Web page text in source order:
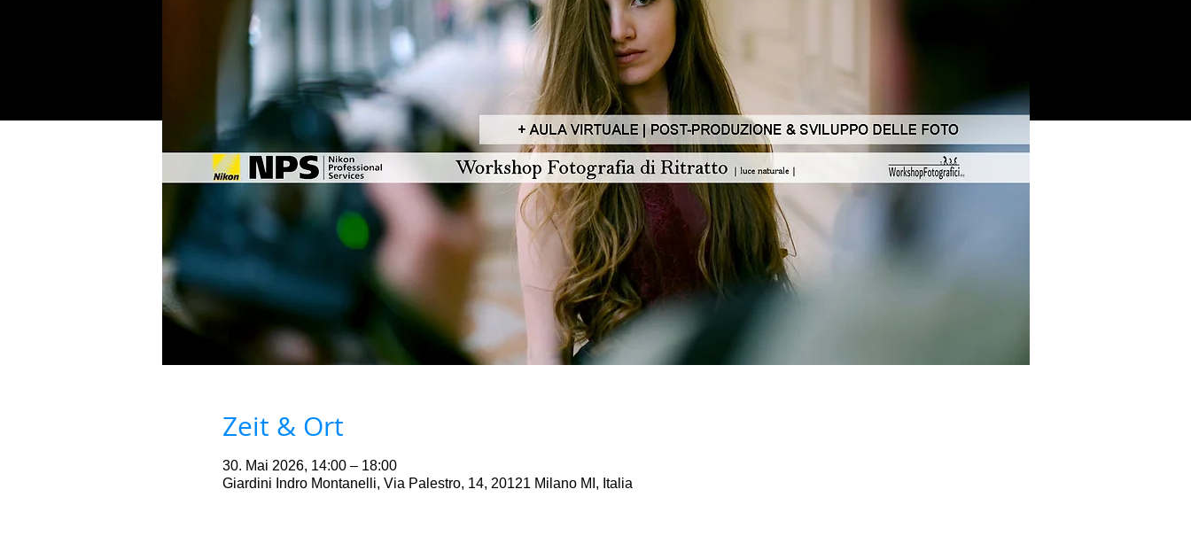
Zeit & Ort
30. Mai 2026, 14:00 – 18:00
Giardini Indro Montanelli, Via Palestro, 14, 20121 Milano MI, Italia